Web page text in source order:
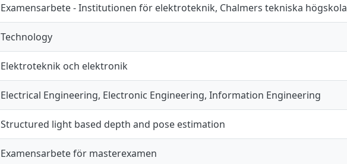
Examensarbete - Institutionen för elektroteknik, Chalmers tekniska högskola
Technology
Elektroteknik och elektronik
Electrical Engineering, Electronic Engineering, Information Engineering
Structured light based depth and pose estimation
Examensarbete för masterexamen